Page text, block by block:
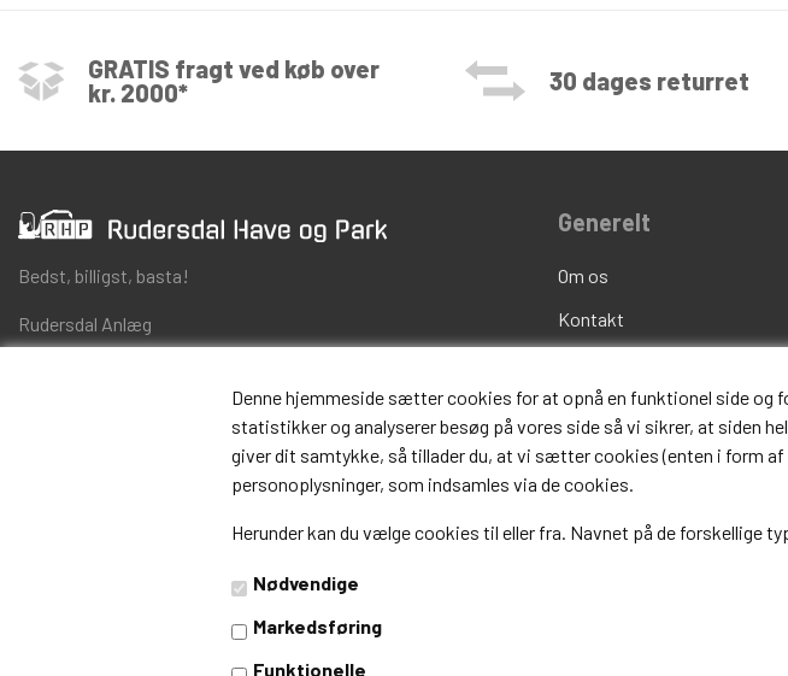
Denne hjemmeside sætter cookies for at opnå en funktionel side og
statistikker og analyserer besøg på vores side så vi sikrer, at siden
giver dit samtykke, så tillader du, at vi sætter cookies (enten i form
personoplysninger, som indsamles via de cookies.
Herunder kan du vælge cookies til eller fra. Navnet på de forskellige
Nødvendige
Markedsføring
Funktionelle
GRATIS fragt ved køb over
kr. 2000*
30 dages returret
Bedst, billigst, basta!
Rudersdal Anlæg
Skovlytoften 23
Generelt
Om os
Kontakt
Fortrydelsesret
Fragt og Levering
FAQ